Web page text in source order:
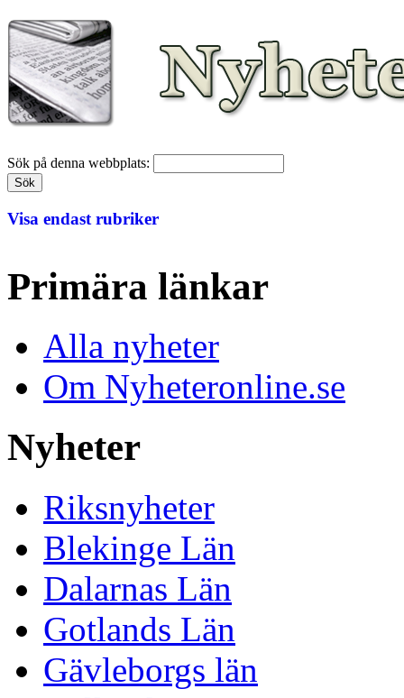
Sök på denna webbplats:
Visa endast rubriker
Primära länkar
Alla nyheter
Om Nyheteronline.se
Nyheter
Riksnyheter
Blekinge Län
Dalarnas Län
Gotlands Län
Gävleborgs län